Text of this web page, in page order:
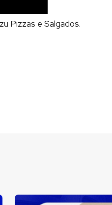
Pizzas e Salgados.